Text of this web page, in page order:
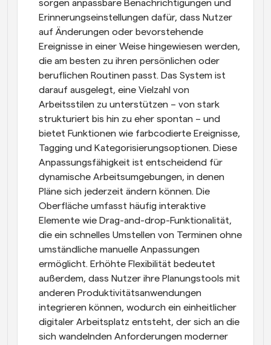
sorgen anpassbare Benachrichtigungen und
Erinnerungseinstellungen dafür, dass Nutzer
auf Änderungen oder bevorstehende
Ereignisse in einer Weise hingewiesen werden,
die am besten zu ihren persönlichen oder
beruflichen Routinen passt. Das System ist
darauf ausgelegt, eine Vielzahl von
Arbeitsstilen zu unterstützen – von stark
strukturiert bis hin zu eher spontan – und
bietet Funktionen wie farbcodierte Ereignisse,
Tagging und Kategorisierungsoptionen. Diese
Anpassungsfähigkeit ist entscheidend für
dynamische Arbeitsumgebungen, in denen
Pläne sich jederzeit ändern können. Die
Oberfläche umfasst häufig interaktive
Elemente wie Drag-and-drop-Funktionalität,
die ein schnelles Umstellen von Terminen ohne
umständliche manuelle Anpassungen
ermöglicht. Erhöhte Flexibilität bedeutet
außerdem, dass Nutzer ihre Planungstools mit
anderen Produktivitätsanwendungen
integrieren können, wodurch ein einheitlicher
digitaler Arbeitsplatz entsteht, der sich an die
sich wandelnden Anforderungen moderner